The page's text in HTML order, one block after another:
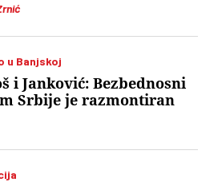
u Banjskoj
i Janković: Bezbednosni
Srbije je razmontiran